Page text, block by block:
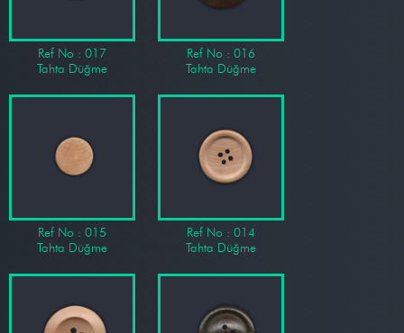
Ref No : 017
Tahta Düğme
Ref No : 016
Tahta Düğme
Ref No : 015
Tahta Düğme
Ref No : 014
Tahta Düğme